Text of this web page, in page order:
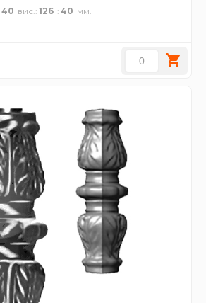
40 вис. 126 40